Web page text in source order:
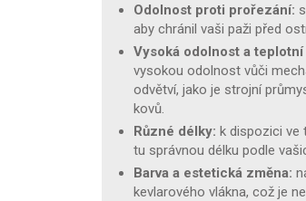
Odolnost proti prořezání:
aby chránil vaši paži před
Vysoká odolnost a
vysokou odolnost vůči
odvětví, jako je strojní
kovů.
Různé délky: k dispozici ve
tu správnou délku podle
Barva a estetická změna:
kevlarového vlákna, což je